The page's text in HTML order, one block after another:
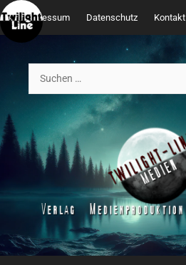
Zum
Inhalt
springen
Impressum Datenschutz Kontakt
nach: